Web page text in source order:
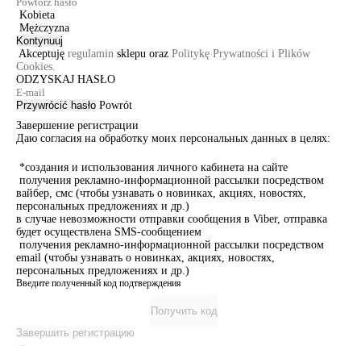
Kobieta
Mężczyzna
Kontynuuj
Akceptuję regulamin sklepu oraz Politykę Prywatności i Plików
Cookies.
ODZYSKAJ HASŁO
Przywrócić hasło Powrót
Завершение регистрации
Даю согласия на обработку моих персональных данных в целях:
*создания и использования личного кабинета на сайте
получения рекламно-информационной рассылки посредством
вайбер, смс (чтобы узнавать о новинках, акциях, новостях,
персональных предложениях и др.)
в случае невозможности отправки сообщения в Viber, отправка
будет осуществлена SMS-сообщением
получения рекламно-информационной рассылки посредством
email (чтобы узнавать о новинках, акциях, новостях,
персональных предложениях и др.)
Введите полученный код подтверждения
Получить код
Завершить регистрацию